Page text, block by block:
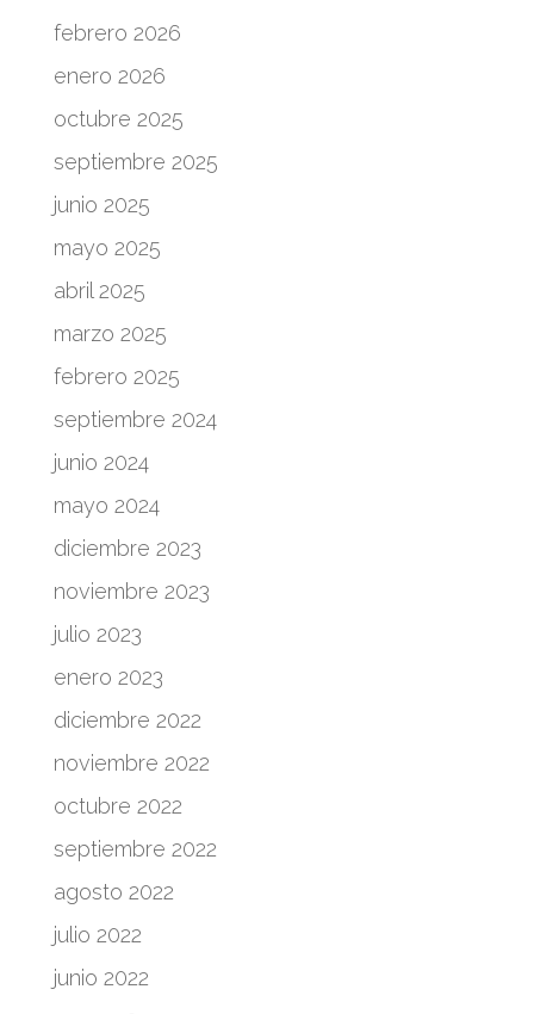
febrero 2026
enero 2026
octubre 2025
septiembre 2025
junio 2025
mayo 2025
abril 2025
marzo 2025
febrero 2025
septiembre 2024
junio 2024
mayo 2024
diciembre 2023
noviembre 2023
julio 2023
enero 2023
diciembre 2022
noviembre 2022
octubre 2022
septiembre 2022
agosto 2022
julio 2022
junio 2022